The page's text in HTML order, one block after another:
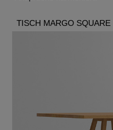
TISCH MARGO SQUARE